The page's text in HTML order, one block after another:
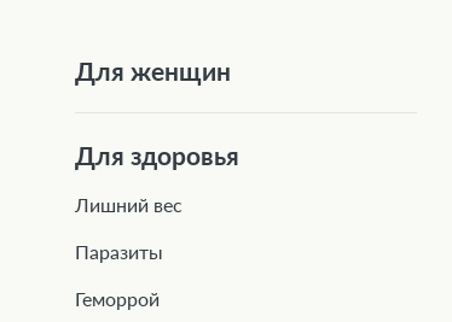
Для женщин
Для здоровья
Лишний вес
Паразиты
Геморрой